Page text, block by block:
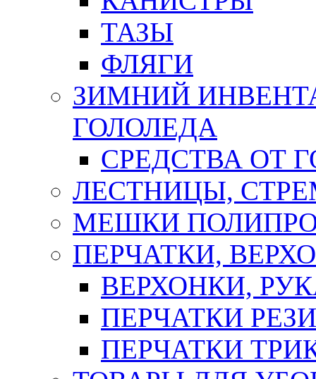
ТАЗЫ
ФЛЯГИ
ЗИМНИЙ
ГОЛОЛЕДА
СРЕДСТВА ОТ
ЛЕСТНИЦЫ,
МЕШКИ
ПЕРЧАТКИ,
ВЕРХОНКИ,
ПЕРЧАТКИ
ПЕРЧАТКИ